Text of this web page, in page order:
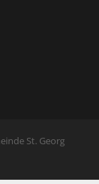
St. Georg